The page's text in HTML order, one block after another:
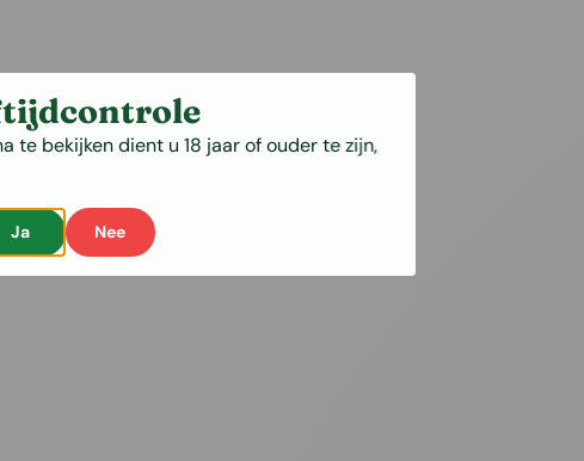
te bekijken dient u 18 jaar of ouder te zijn,
Ja Nee